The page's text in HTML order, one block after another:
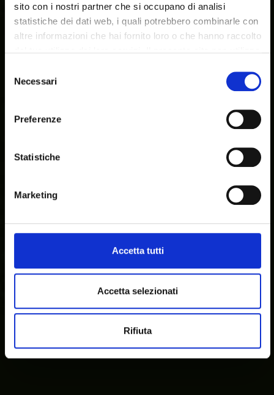
sito con i nostri partner che si occupano di analisi
statistiche dei dati web, i quali potrebbero combinarle con
altre informazioni che hai fornito loro o che hanno raccolto
Chiudendo il banner, cliccando sulla X in alto a destra,
potrai proseguire la navigazione del sito web in assenza
di cookie o altri strumenti di tracciamento diversi da quelli
Per modificare le tue preferenze sull'utilizzo dei cookie,
delNecessari
Preferenze
Statistiche
Marketing
Accetta tutti
Accetta selezionati
Rifiuta